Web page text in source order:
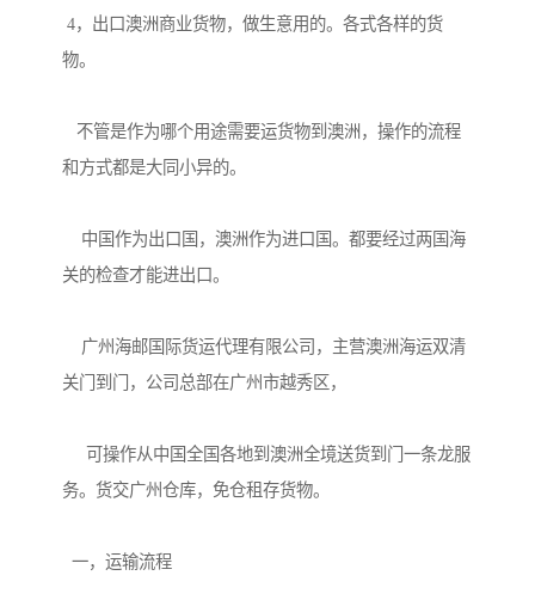
物。
和方式都是大同小异的。
关的检查才能进出口。
关门到门，公司总部在广州市越秀区，
务。货交广州仓库，免仓租存货物。